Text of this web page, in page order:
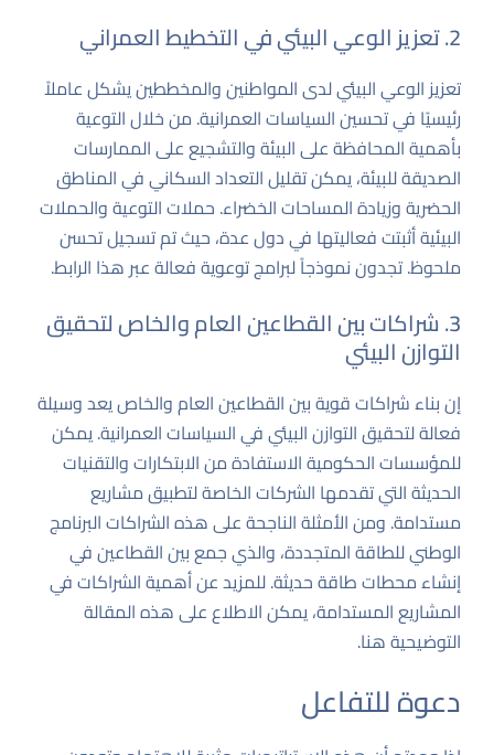
2. تعزيز الوعي البيئي في التخطيط العمراني
تعزيز الوعي البيئي لدى المواطنين والمخططين يشكل عاملاً
رئيسيًا في تحسين السياسات العمرانية. من خلال التوعية
بأهمية المحافظة على البيئة والتشجيع على الممارسات
الصديقة للبيئة، يمكن تقليل التعداد السكاني في المناطق
الحضرية وزيادة المساحات الخضراء. حملات التوعية والحملات
البيئية أثبتت فعاليتها في دول عدة، حيث تم تسجيل تحسن
ملحوظ. تجدون نموذجاً لبرامج توعوية فعالة عبر هذا الرابط.
3. شراكات بين القطاعين العام والخاص لتحقيق
التوازن البيئي
إن بناء شراكات قوية بين القطاعين العام والخاص يعد وسيلة
فعالة لتحقيق التوازن البيئي في السياسات العمرانية. يمكن
للمؤسسات الحكومية الاستفادة من الابتكارات والتقنيات
الحديثة التي تقدمها الشركات الخاصة لتطبيق مشاريع
مستدامة. ومن الأمثلة الناجحة على هذه الشراكات البرنامج
الوطني للطاقة المتجددة، والذي جمع بين القطاعين في
إنشاء محطات طاقة حديثة. للمزيد عن أهمية الشراكات في
المشاريع المستدامة، يمكن الاطلاع على هذه المقالة
التوضيحيةهنا.
دعوة للتفاعل